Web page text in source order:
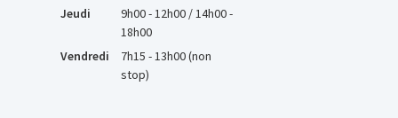
Jeudi
9h00 - 12h00 / 14h00 -
18h00
Vendredi
7h15 - 13h00 (non
stop)